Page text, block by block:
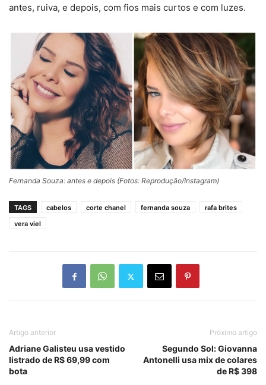
antes, ruiva, e depois, com fios mais curtos e com luzes.
Fernanda Souza: antes e depois (Fotos: Reprodução/Instagram)
TAGS cabelos corte chanel fernanda souza
rafa brites
vera viel
Artigo anterior
Adriane Galisteu usa vestido
listrado de R$ 69,99 com
bota
Próximo artigo
Segundo Sol: Giovanna
Antonelli usa mix de colares
de R$ 398